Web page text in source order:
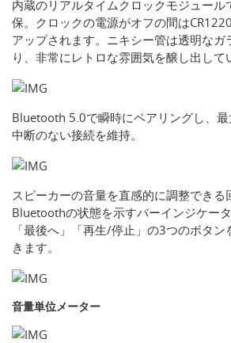
内蔵のリアルタイムクロックモジュール
保。クロックの電源がオフの間は
アップされます。ニキシー管は透明なガ
り、非常にレトロな雰囲気を醸し出して
Bluetooth 5.0で瞬時にペアリングし、
中断のない接続を維持。
スピーカーの音量を直感的に調整できる
Bluetoothの状態を示すバーインジケータ
「最後へ」「再生/停止」の3つのボタ
きます。
音量単位メーター